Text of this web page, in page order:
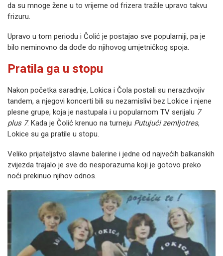
da su mnoge žene u to vrijeme od frizera tražile upravo takvu
frizuru.
Upravo u tom periodu i Čolić je postajao sve popularniji, pa je
bilo neminovno da dođe do njihovog umjetničkog spoja.
Pratila ga u stopu
Nakon početka saradnje, Lokica i Čola postali su nerazdvojiv
tandem, a njegovi koncerti bili su nezamislivi bez Lokice i njene
plesne grupe, koja je nastupala i u popularnom TV serijalu 7
plus 7. Kada je Čolić krenuo na turneju Putujući zemljotres,
Lokice su ga pratile u stopu.
Veliko prijateljstvo slavne balerine i jedne od najvećih balkanskih
zvijezda trajalo je sve do nesporazuma koji je gotovo preko
noći prekinuo njihov odnos.